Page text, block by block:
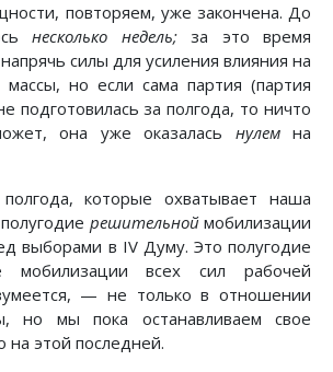
повторяем, уже закончена. До
несколько недель;за это время
силы для усиления влияния на
массы, но если сама партия (партия
подготовилась за полгода, то ничто
она уже оказалась нулемна
которые охватывает наша
решительноймобилизации
выборами в IV Думу. Это полугодие
мобилизации всех сил рабочей
— не только в отношении
но мы пока останавливаем свое
этой последней.